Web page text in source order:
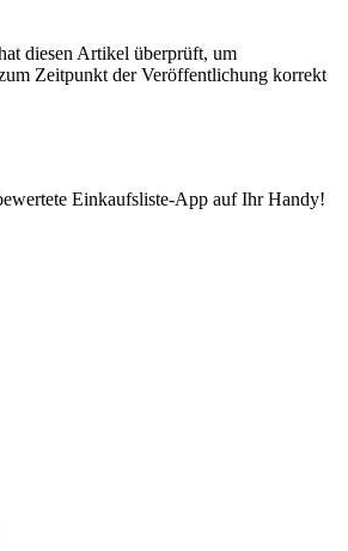
diesen Artikel überprüft, um
Zeitpunkt der Veröffentlichung korrekt
Einkaufsliste-App auf Ihr Handy!